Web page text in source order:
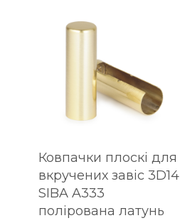
Ковпачки плоскі для
вкручених завіс 3D14
SIBA A333
полірована латунь